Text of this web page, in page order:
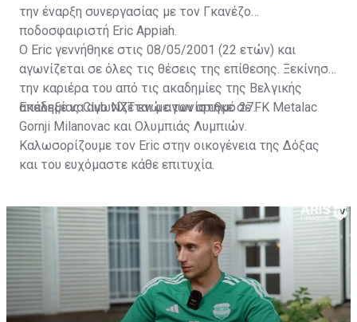
την έναρξη συνεργασίας με τον Γκανέζο
ποδοσφαιριστή Eric Appiah.
Ο Eric γεννήθηκε στις 08/05/2001 (22 ετών) και
αγωνίζεται σε όλες τις θέσεις της επίθεσης. Ξεκίνησε
την καριέρα του από τις ακαδημίες της Βελγικής
ακαδημίας Club NXT ενώ αγωνίστηκε σε FK Metalac
Gornji Milanovac και Ολυμπιάς Λυμπιών.
Επέλεξε να αγωνίζεται με τον αριθμό 27.
Καλωσορίζουμε τον Eric στην οικογένεια της Δόξας
και του ευχόμαστε κάθε επιτυχία.